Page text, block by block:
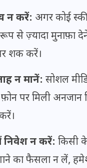
न करें: अगर कोई
से ज़्यादा मुनाफ़ा
शक करें।
न मानें: सोशल
फ़ोन पर मिली अनजान
निवेश न करें: किसी
का फैसला न लें,